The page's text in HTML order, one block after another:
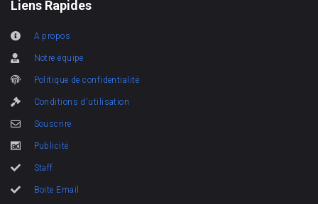
Liens Rapides
A propos
Notre équipe
Politique de confidentialité
Conditions d'utilisation
Souscrire
Publicité
Staff
Boite Email